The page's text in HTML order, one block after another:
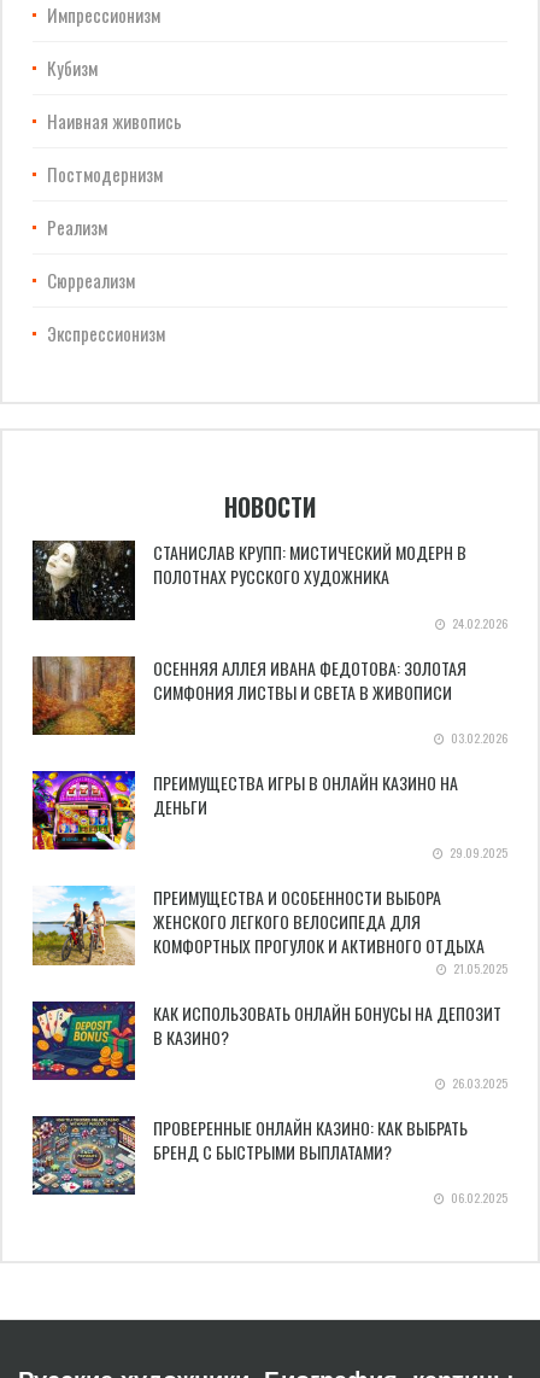
Импрессионизм
Кубизм
Наивная живопись
Постмодернизм
Реализм
Сюрреализм
Экспрессионизм
НОВОСТИ
СТАНИСЛАВ КРУПП: МИСТИЧЕСКИЙ МОДЕРН В
ПОЛОТНАХ РУССКОГО ХУДОЖНИКА
24.02.2026
ОСЕННЯЯ АЛЛЕЯ ИВАНА ФЕДОТОВА: ЗОЛОТАЯ
СИМФОНИЯ ЛИСТВЫ И СВЕТА В ЖИВОПИСИ
03.02.2026
ПРЕИМУЩЕСТВА ИГРЫ В ОНЛАЙН КАЗИНО НА
ДЕНЬГИ
29.09.2025
ПРЕИМУЩЕСТВА И ОСОБЕННОСТИ ВЫБОРА
ЖЕНСКОГО ЛЕГКОГО ВЕЛОСИПЕДА ДЛЯ
КОМФОРТНЫХ ПРОГУЛОК И АКТИВНОГО ОТДЫХА
21.05.2025
КАК ИСПОЛЬЗОВАТЬ ОНЛАЙН БОНУСЫ НА ДЕПОЗИТ
В КАЗИНО?
26.03.2025
ПРОВЕРЕННЫЕ ОНЛАЙН КАЗИНО: КАК ВЫБРАТЬ
БРЕНД С БЫСТРЫМИ ВЫПЛАТАМИ?
06.02.2025